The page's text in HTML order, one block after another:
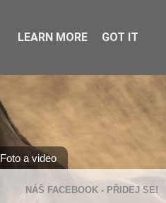
Foto a video
NÁŠ FACEBOOK - PŘIDEJ SE!
LEARN MORE GOT IT